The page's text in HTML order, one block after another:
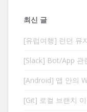
최신 글
[유럽여행] 런던 뮤
[Slack] Bot/App 관
[Android] 앱 안의
[Git] 로컬 브랜치